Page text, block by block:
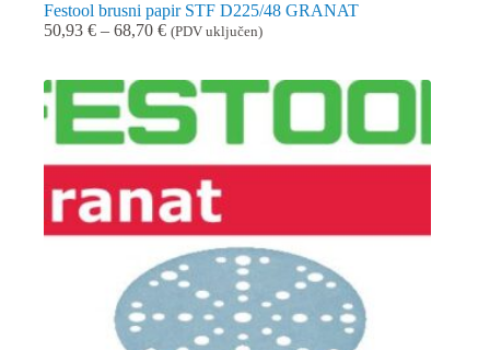
Festool brusni papir STF D225/48 GRANAT
50,93 € – 68,70 €Raspon
50,93 €
do
68,70 €
(PDV uključen)